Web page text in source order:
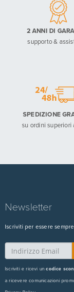
2 ANNI DI
supporto &
SPEDIZIONE
su ordini superiori
Newsletter
Iscriviti per essere
Iscriviti e ricevi uncodice
a ricevere comunicazioni